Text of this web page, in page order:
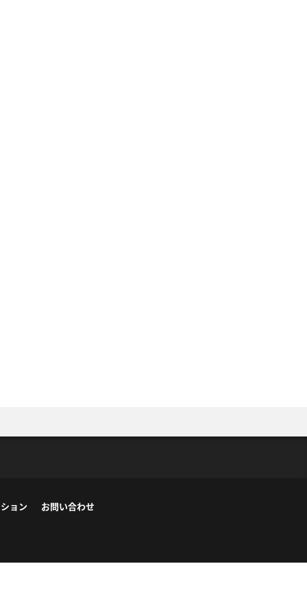
ョン お問い合わせ